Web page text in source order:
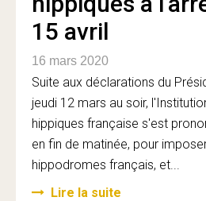
15 avril
16 mars 2020
Suite aux déclarations du
jeudi 12 mars au soir,
hippiques française s'est
en fin de matinée, pour
hippodromes français, et...
Lire la suite